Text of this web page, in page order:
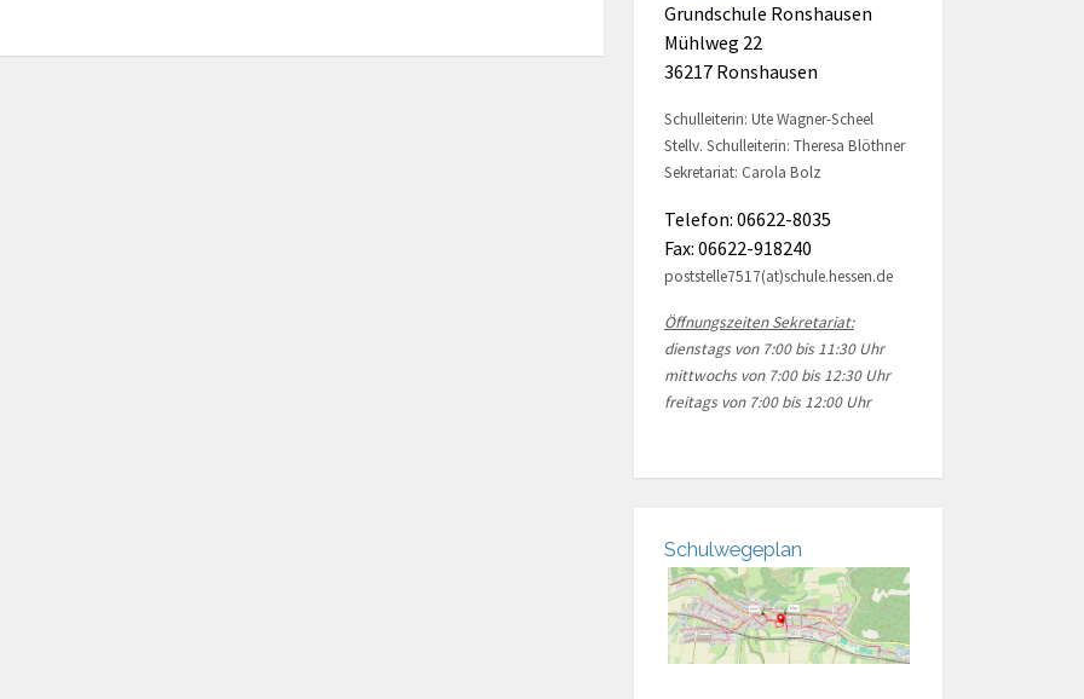
Grundschule Ronshausen
Mühlweg 22
36217 Ronshausen
Schulleiterin: Ute Wagner-Scheel
Stellv. Schulleiterin: Theresa Blöthner
Sekretariat: Carola Bolz
Telefon: 06622-8035
Fax: 06622-918240
poststelle7517(at)schule.hessen.de
Öffnungszeiten Sekretariat:
dienstags von 7:00 bis 11:30 Uhr
mittwochs von 7:00 bis 12:30 Uhr
freitags von 7:00 bis 12:00 Uhr
Schulwegeplan